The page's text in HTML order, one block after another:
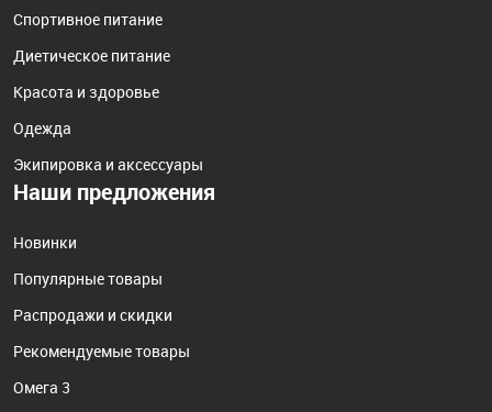
Спортивное питание
Диетическое питание
Красота и здоровье
Одежда
Экипировка и аксессуары
Наши предложения
Новинки
Популярные товары
Распродажи и скидки
Рекомендуемые товары
Омега 3